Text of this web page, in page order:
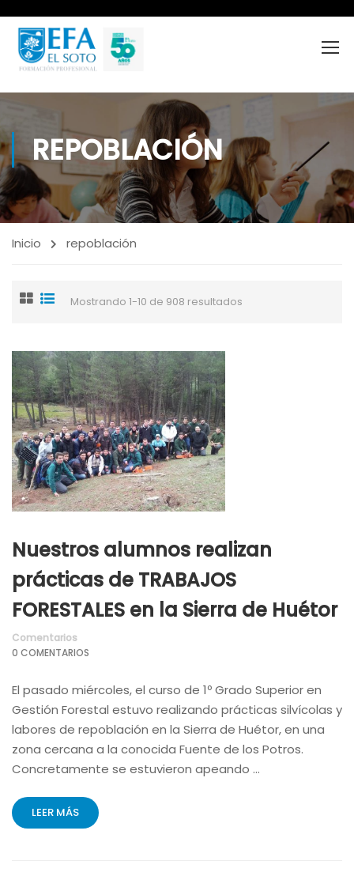
REPOBLACIÓN
Inicio repoblación
Mostrando 1-10 de 908 resultados
Nuestros alumnos realizan
prácticas de TRABAJOS
FORESTALES en la Sierra de Huétor
Comentarios
0 COMENTARIOS
El pasado miércoles, el curso de 1º Grado Superior en
Gestión Forestal estuvo realizando prácticas silvícolas y
labores de repoblación en la Sierra de Huétor, en una
zona cercana a la conocida Fuente de los Potros.
Concretamente se estuvieron apeando …
LEER MÁS